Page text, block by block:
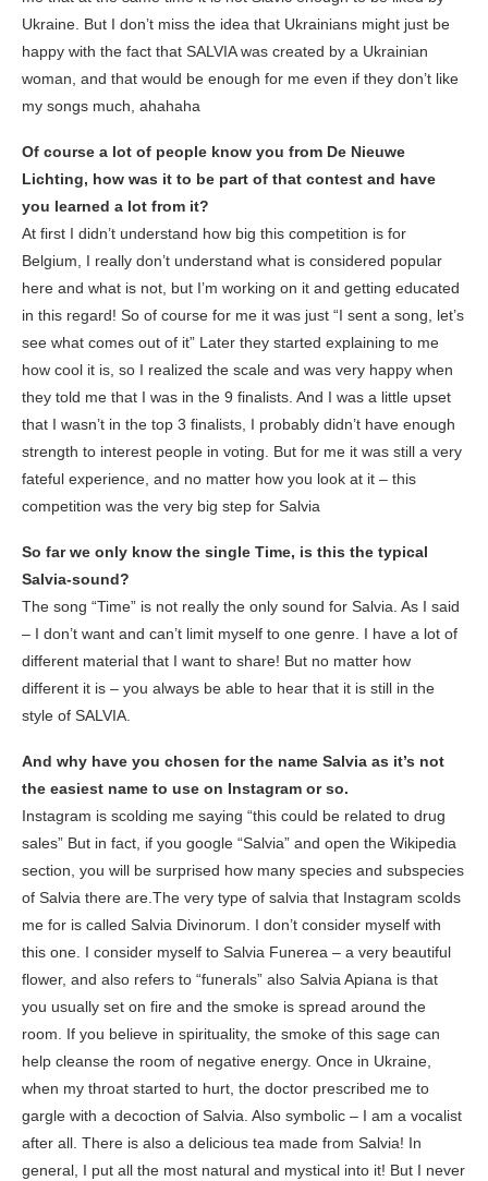
Ukraine. But I don’t miss the idea that Ukrainians might just be
happy with the fact that SALVIA was created by a Ukrainian
woman, and that would be enough for me even if they don’t like
my songs much, ahahaha
Of course a lot of people know you from De Nieuwe
Lichting, how was it to be part of that contest and have
you learned a lot from it?
At first I didn’t understand how big this competition is for
Belgium, I really don’t understand what is considered popular
here and what is not, but I’m working on it and getting educated
in this regard! So of course for me it was just “I sent a song, let’s
see what comes out of it” Later they started explaining to me
how cool it is, so I realized the scale and was very happy when
they told me that I was in the 9 finalists. And I was a little upset
that I wasn’t in the top 3 finalists, I probably didn’t have enough
strength to interest people in voting. But for me it was still a very
fateful experience, and no matter how you look at it – this
competition was the very big step for Salvia
So far we only know the single Time, is this the typical
Salvia-sound?
The song “Time” is not really the only sound for Salvia. As I said
– I don’t want and can’t limit myself to one genre. I have a lot of
different material that I want to share! But no matter how
different it is – you always be able to hear that it is still in the
style of SALVIA.
And why have you chosen for the name Salvia as it’s not
the easiest name to use on Instagram or so.
Instagram is scolding me saying “this could be related to drug
sales” But in fact, if you google “Salvia” and open the Wikipedia
section, you will be surprised how many species and subspecies
of Salvia there are.The very type of salvia that Instagram scolds
me for is called Salvia Divinorum. I don’t consider myself with
this one. I consider myself to Salvia Funerea – a very beautiful
flower, and also refers to “funerals” also Salvia Apiana is that
you usually set on fire and the smoke is spread around the
room. If you believe in spirituality, the smoke of this sage can
help cleanse the room of negative energy. Once in Ukraine,
when my throat started to hurt, the doctor prescribed me to
gargle with a decoction of Salvia. Also symbolic – I am a vocalist
after all. There is also a delicious tea made from Salvia! In
general, I put all the most natural and mystical into it! But I never